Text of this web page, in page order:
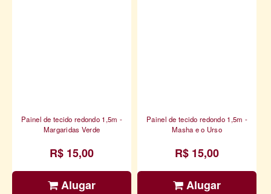
Painel de tecido redondo 1,5m -
Margaridas Verde
R$ 15,00
Alugar
Painel de tecido redondo 1,5m -
Masha e o Urso
R$ 15,00
Alugar